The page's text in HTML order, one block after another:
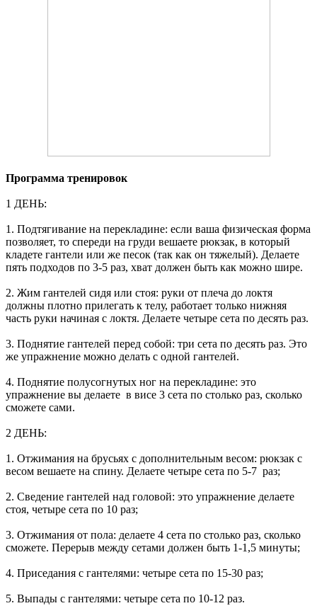
Программа тренировок
1 ДЕНЬ:
1. Подтягивание на перекладине: если ваша физическая форма
позволяет, то спереди на груди вешаете рюкзак, в который
кладете гантели или же песок (так как он тяжелый). Делаете
пять подходов по 3-5 раз, хват должен быть как можно шире.
2. Жим гантелей сидя или стоя: руки от плеча до локтя
должны плотно прилегать к телу, работает только нижняя
часть руки начиная с локтя. Делаете четыре сета по десять раз.
3. Поднятие гантелей перед собой: три сета по десять раз. Это
же упражнение можно делать с одной гантелей.
4. Поднятие полусогнутых ног на перекладине: это
упражнение вы делаете в висе 3 сета по столько раз, сколько
сможете сами.
2 ДЕНЬ:
1. Отжимания на брусьях с дополнительным весом: рюкзак с
весом вешаете на спину. Делаете четыре сета по 5-7 раз;
2. Сведение гантелей над головой: это упражнение делаете
стоя, четыре сета по 10 раз;
3. Отжимания от пола: делаете 4 сета по столько раз, сколько
сможете. Перерыв между сетами должен быть 1-1,5 минуты;
4. Приседания с гантелями: четыре сета по 15-30 раз;
5. Выпады с гантелями: четыре сета по 10-12 раз.